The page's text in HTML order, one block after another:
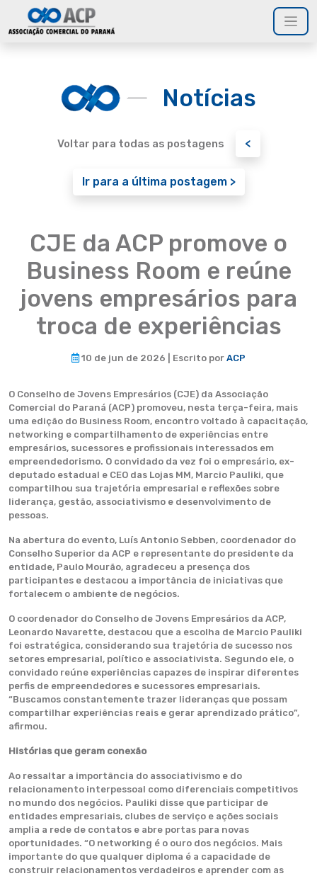
Notícias
Voltar para todas as postagens <
Ir para a última postagem >
CJE da ACP promove o
Business Room e reúne
jovens empresários para
troca de experiências
10 de jun de 2026 | Escrito por ACP
O Conselho de Jovens Empresários (CJE) da Associação
Comercial do Paraná (ACP) promoveu, nesta terça-feira, mais
uma edição do Business Room, encontro voltado à capacitação,
networking e compartilhamento de experiências entre
empresários, sucessores e profissionais interessados em
empreendedorismo. O convidado da vez foi o empresário, ex-
deputado estadual e CEO das Lojas MM, Marcio Pauliki, que
compartilhou sua trajetória empresarial e reflexões sobre
liderança, gestão, associativismo e desenvolvimento de
pessoas.
Na abertura do evento, Luís Antonio Sebben, coordenador do
Conselho Superior da ACP e representante do presidente da
entidade, Paulo Mourão, agradeceu a presença dos
participantes e destacou a importância de iniciativas que
fortalecem o ambiente de negócios.
O coordenador do Conselho de Jovens Empresários da ACP,
Leonardo Navarette, destacou que a escolha de Marcio Pauliki
foi estratégica, considerando sua trajetória de sucesso nos
setores empresarial, político e associativista. Segundo ele, o
convidado reúne experiências capazes de inspirar diferentes
perfis de empreendedores e sucessores empresariais.
“Buscamos constantemente trazer lideranças que possam
compartilhar experiências reais e gerar aprendizado prático”,
afirmou.
Histórias que geram conexão
Ao ressaltar a importância do associativismo e do
relacionamento interpessoal como diferenciais competitivos
no mundo dos negócios. Pauliki disse que participar de
entidades empresariais, clubes de serviço e ações sociais
amplia a rede de contatos e abre portas para novas
oportunidades. “O networking é o ouro dos negócios. Mais
importante do que qualquer diploma é a capacidade de
construir relacionamentos verdadeiros e aprender com as